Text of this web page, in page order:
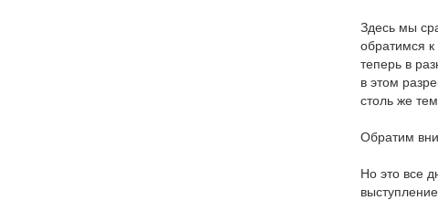
Здесь мы
обратимся
теперь в
в этом
столь же
Обратим
Но это все